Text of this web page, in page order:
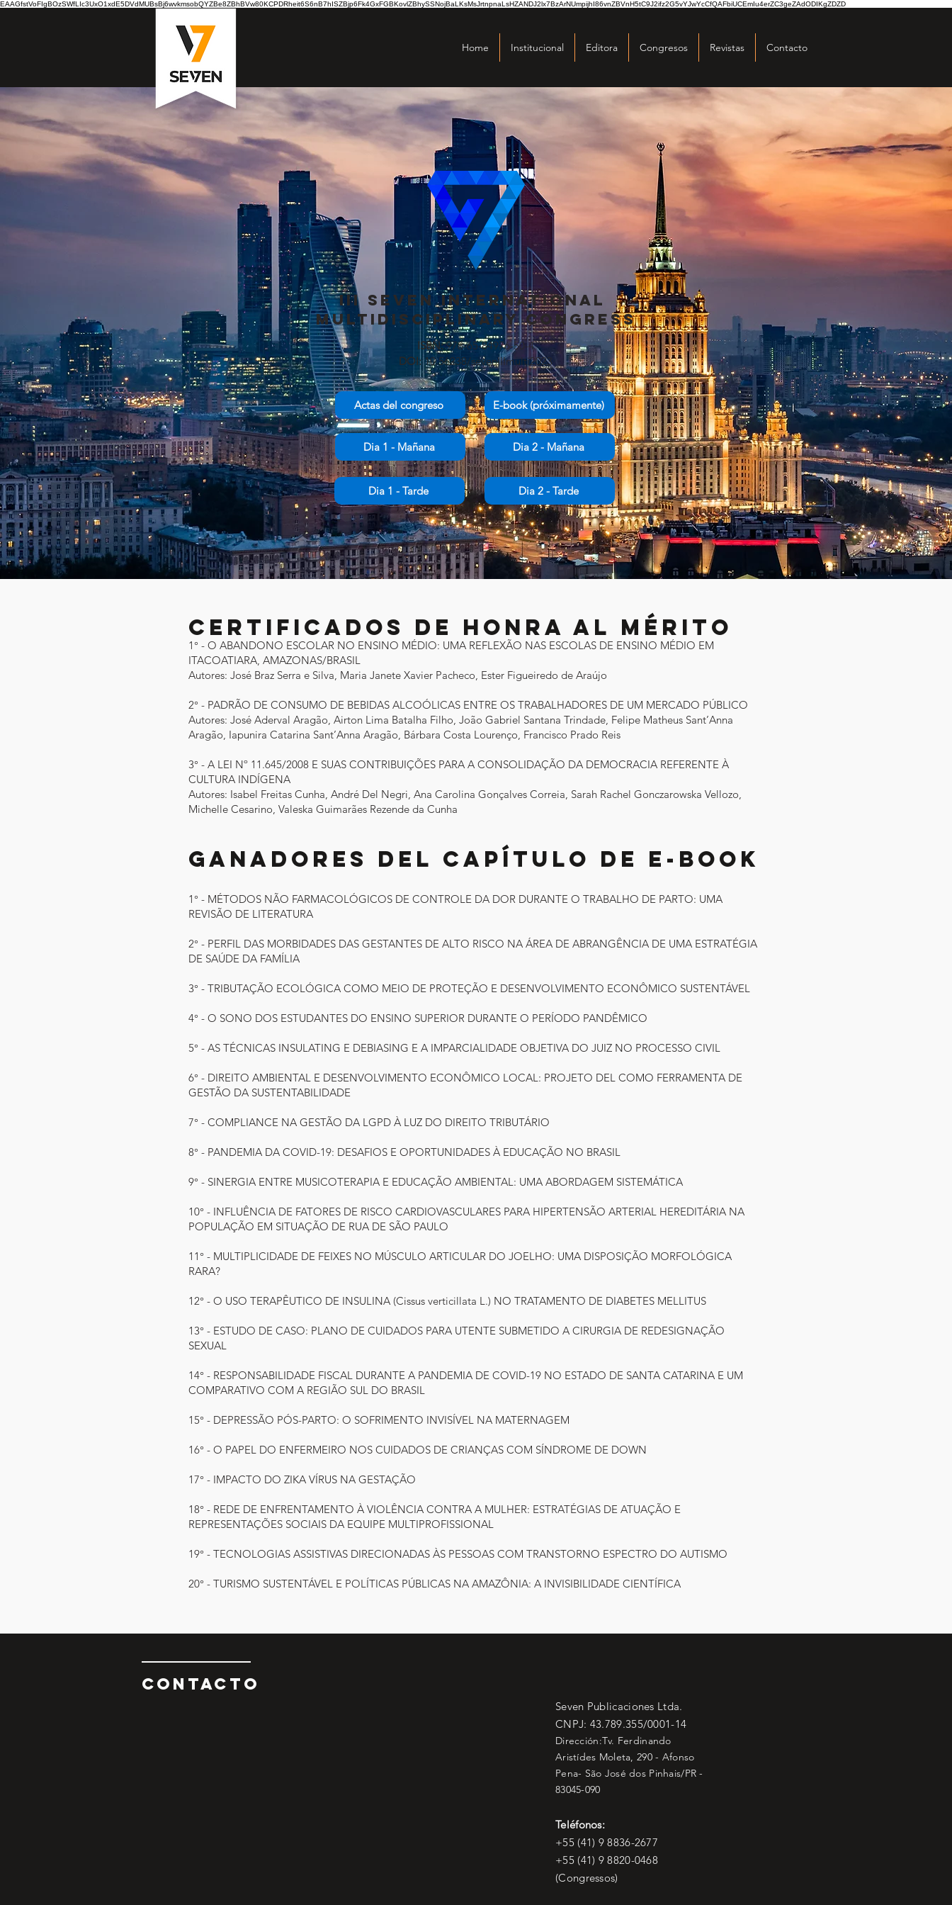
EAAGfstVoFIgBOzSWfLIc3UxO1xdE5DVdMUBsBj6wvkmsobQYZBe8ZBhBVw80KCPDRheit6S6nB7hISZBjp6Fk4GxFGBKovlZBhySSNojBaLKsMsJrtnpnaLsHZANDJ2lx7BzArNUmpijhI86vnZBVnH5tC9J2ifz2G5vYJwYcCfQAFbiUCEmIu4erZC3geZAdODIKgZDZD
Home Institucional Editora Congresos Revistas Contacto
Iii Seven International
MULTIDISCIPLINARY Congress
ISBN:978-65-84976-50-4
DOI: 10.56238/sevenIIImulti2023
Actas del congreso
Dia 1 - Mañana
E-book (próximamente)
Dia 2 - Mañana
Dia 1 - Tarde Dia 2 - Tarde
CERTIFICADOS DE HONRA AL MÉRITO
1° - O ABANDONO ESCOLAR NO ENSINO MÉDIO: UMA REFLEXÃO NAS ESCOLAS DE ENSINO MÉDIO EM
ITACOATIARA, AMAZONAS/BRASIL
Autores: José Braz Serra e Silva, Maria Janete Xavier Pacheco, Ester Figueiredo de Araújo
2° - PADRÃO DE CONSUMO DE BEBIDAS ALCOÓLICAS ENTRE OS TRABALHADORES DE UM MERCADO PÚBLICO
Autores: José Aderval Aragão, Airton Lima Batalha Filho, João Gabriel Santana Trindade, Felipe Matheus Sant’Anna
Aragão, Iapunira Catarina Sant’Anna Aragão, Bárbara Costa Lourenço, Francisco Prado Reis
3° - A LEI Nº 11.645/2008 E SUAS CONTRIBUIÇÕES PARA A CONSOLIDAÇÃO DA DEMOCRACIA REFERENTE À
CULTURA INDÍGENA
Autores: Isabel Freitas Cunha, André Del Negri, Ana Carolina Gonçalves Correia, Sarah Rachel Gonczarowska Vellozo,
Michelle Cesarino, Valeska Guimarães Rezende da Cunha
Ganadores del capítulo de e-book
1° - MÉTODOS NÃO FARMACOLÓGICOS DE CONTROLE DA DOR DURANTE O TRABALHO DE PARTO: UMA
REVISÃO DE LITERATURA
2° - PERFIL DAS MORBIDADES DAS GESTANTES DE ALTO RISCO NA ÁREA DE ABRANGÊNCIA DE UMA ESTRATÉGIA
DE SAÚDE DA FAMÍLIA
3° - TRIBUTAÇÃO ECOLÓGICA COMO MEIO DE PROTEÇÃO E DESENVOLVIMENTO ECONÔMICO SUSTENTÁVEL
4° - O SONO DOS ESTUDANTES DO ENSINO SUPERIOR DURANTE O PERÍODO PANDÊMICO
5° - AS TÉCNICAS INSULATING E DEBIASING E A IMPARCIALIDADE OBJETIVA DO JUIZ NO PROCESSO CIVIL
6° - DIREITO AMBIENTAL E DESENVOLVIMENTO ECONÔMICO LOCAL: PROJETO DEL COMO FERRAMENTA DE
GESTÃO DA SUSTENTABILIDADE
7° - COMPLIANCE NA GESTÃO DA LGPD À LUZ DO DIREITO TRIBUTÁRIO
8° - PANDEMIA DA COVID-19: DESAFIOS E OPORTUNIDADES À EDUCAÇÃO NO BRASIL
9° - SINERGIA ENTRE MUSICOTERAPIA E EDUCAÇÃO AMBIENTAL: UMA ABORDAGEM SISTEMÁTICA
10° - INFLUÊNCIA DE FATORES DE RISCO CARDIOVASCULARES PARA HIPERTENSÃO ARTERIAL HEREDITÁRIA NA
POPULAÇÃO EM SITUAÇÃO DE RUA DE SÃO PAULO
11° - MULTIPLICIDADE DE FEIXES NO MÚSCULO ARTICULAR DO JOELHO: UMA DISPOSIÇÃO MORFOLÓGICA
RARA?
12° - O USO TERAPÊUTICO DE INSULINA (Cissus verticillata L.) NO TRATAMENTO DE DIABETES MELLITUS
13° - ESTUDO DE CASO: PLANO DE CUIDADOS PARA UTENTE SUBMETIDO A CIRURGIA DE REDESIGNAÇÃO
SEXUAL
14° - RESPONSABILIDADE FISCAL DURANTE A PANDEMIA DE COVID-19 NO ESTADO DE SANTA CATARINA E UM
COMPARATIVO COM A REGIÃO SUL DO BRASIL
15° - DEPRESSÃO PÓS-PARTO: O SOFRIMENTO INVISÍVEL NA MATERNAGEM
16° - O PAPEL DO ENFERMEIRO NOS CUIDADOS DE CRIANÇAS COM SÍNDROME DE DOWN
17° - IMPACTO DO ZIKA VÍRUS NA GESTAÇÃO
18° - REDE DE ENFRENTAMENTO À VIOLÊNCIA CONTRA A MULHER: ESTRATÉGIAS DE ATUAÇÃO E
REPRESENTAÇÕES SOCIAIS DA EQUIPE MULTIPROFISSIONAL
19° - TECNOLOGIAS ASSISTIVAS DIRECIONADAS ÀS PESSOAS COM TRANSTORNO ESPECTRO DO AUTISMO
20° - TURISMO SUSTENTÁVEL E POLÍTICAS PÚBLICAS NA AMAZÔNIA: A INVISIBILIDADE CIENTÍFICA
CONTAcTO
Seven Publicaciones Ltda.
CNPJ: 43.789.355/0001-14
Dirección:Tv. Ferdinando
Aristídes Moleta, 290 - Afonso
Pena- São José dos Pinhais/PR -
83045-090
Teléfonos:
+55 (41) 9 8836-2677
+55 (41) 9 8820-0468
(Congressos)